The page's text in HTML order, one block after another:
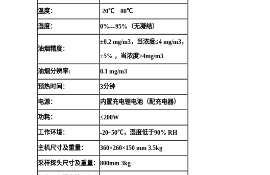
温度： -20℃—80℃
湿度： 0%—95%（无凝结）
油烟精度：
±0.2 mg/m3，当浓度≤4 mg/m3，
±5% ，当浓度>4mg/m3
油烟分辨率: 0.1 mg/m3
预热时间： 3分钟
电源： 内置充电锂电池（配充电器）
功耗： ≤200W
工作环境： -20~50℃，湿度低于90% RH
主机尺寸及重量： 360×260×150 mm 3.5kg
采样探头尺寸及重量： 800mm 3kg